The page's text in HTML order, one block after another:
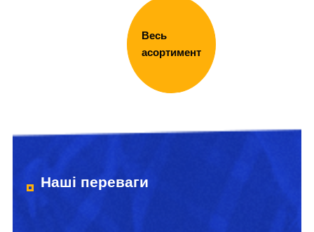
Весь
асортимент
Наші переваги